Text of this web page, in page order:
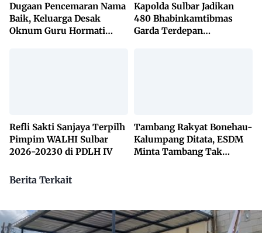
Dugaan Pencemaran Nama
Baik, Keluarga Desak
Oknum Guru Hormati
Kapolda Sulbar Jadikan
480 Bhabinkamtibmas
Garda Terdepan
Refli Sakti Sanjaya Terpilh
Pimpim WALHI Sulbar
2026-20230 di PDLH IV
Tambang Rakyat Bonehau-
Kalumpang Ditata, ESDM
Minta Tambang Tak
Berita Terkait